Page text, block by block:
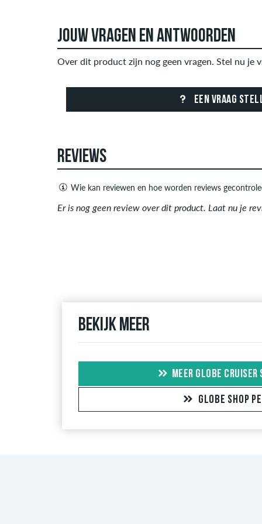
JOUW VRAGEN EN ANTWOORDEN
Over dit product zijn nog geen vragen. Stel nu je
EEN VRAAG
REVIEWS
Wie kan reviewen en hoe worden reviews
Alleen mensen met een skatedeluxe klant
advertenties van derden bevatten, worden niet
Er is nog geen review over dit product. Laat nu je
Bekijk meer
MEER GLOBE CRUISER
GLOBE SHOP